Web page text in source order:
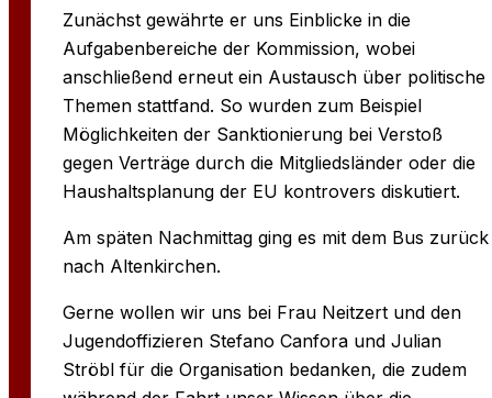
Zunächst gewährte er uns Einblicke in die
Aufgabenbereiche der Kommission, wobei
anschließend erneut ein Austausch über politische
Themen stattfand. So wurden zum Beispiel
Möglichkeiten der Sanktionierung bei Verstoß
gegen Verträge durch die Mitgliedsländer oder die
Haushaltsplanung der EU kontrovers diskutiert.
Am späten Nachmittag ging es mit dem Bus zurück
nach Altenkirchen.
Gerne wollen wir uns bei Frau Neitzert und den
Jugendoffizieren Stefano Canfora und Julian
Ströbl für die Organisation bedanken, die zudem